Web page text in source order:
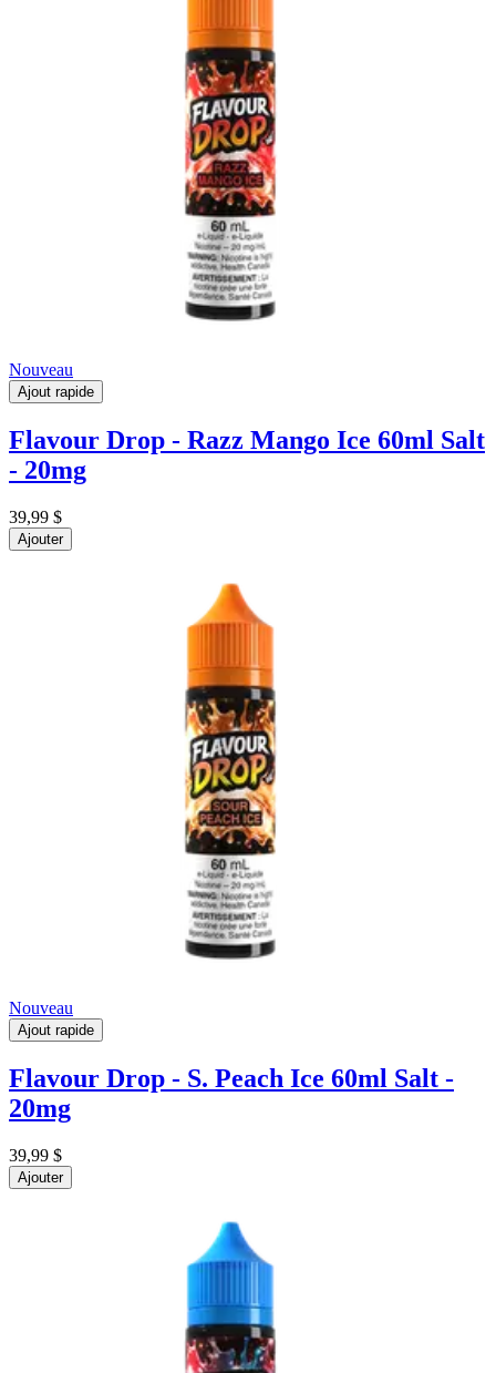
Nouveau
Ajout rapide
Flavour Drop - Razz Mango Ice 60ml Salt
- 20mg
39,99 $
Ajouter
Nouveau
Ajout rapide
Flavour Drop - S. Peach Ice 60ml Salt -
20mg
39,99 $
Ajouter